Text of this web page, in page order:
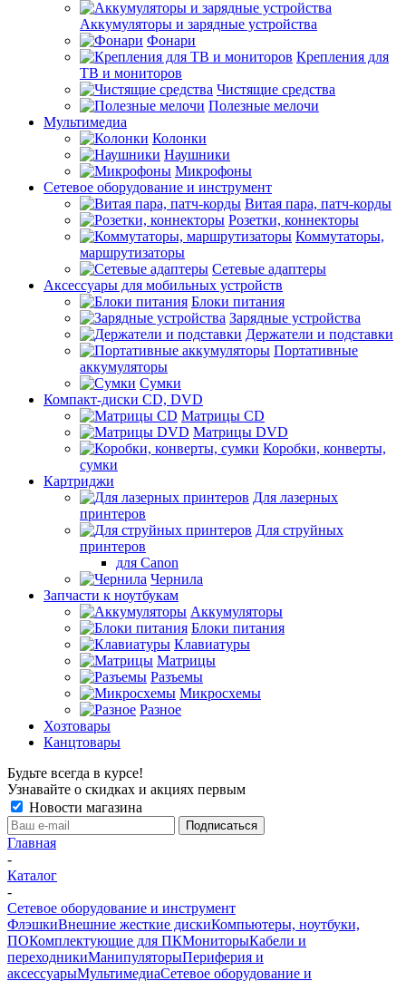
Аккумуляторы и зарядные устройства
Фонари
Крепления для
ТВ и мониторов
Чистящие средства
Полезные мелочи
Мультимедиа
Колонки
Наушники
Микрофоны
Сетевое оборудование и инструмент
Витая пара, патч-корды
Розетки, коннекторы
Коммутаторы,
маршрутизаторы
Сетевые адаптеры
Аксессуары для мобильных устройств
Блоки питания
Зарядные устройства
Держатели и подставки
Портативные
аккумуляторы
Сумки
Компакт-диски CD, DVD
Матрицы CD
Матрицы DVD
Коробки, конверты,
сумки
Картриджи
Для лазерных
принтеров
Для струйных
принтеров
для Canon
Чернила
Запчасти к ноутбукам
Аккумуляторы
Блоки питания
Клавиатуры
Матрицы
Разъемы
Микросхемы
Разное
Хозтовары
Канцтовары
Будьте всегда в курсе!
Узнавайте о скидках и акциях первым
Новости магазина
Главная
-
Каталог
-
Сетевое оборудование и инструмент
ФлэшкиВнешние жесткие дискиКомпьютеры, ноутбуки,
ПОКомплектующие для ПКМониторыКабели и
переходникиМанипуляторыПериферия и
аксессуарыМультимедиаСетевое оборудование и